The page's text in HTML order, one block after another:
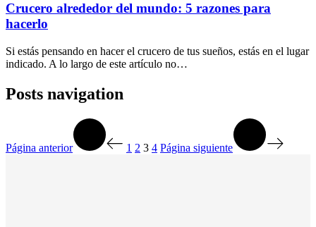
Crucero alrededor del mundo: 5 razones para
hacerlo
Si estás pensando en hacer el crucero de tus sueños, estás en el lugar
indicado. A lo largo de este artículo no…
Posts navigation
Página anterior 1 2 3 4 Página siguiente